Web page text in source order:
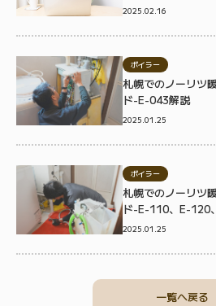
2025.02.16
ボイラー
札幌でのノーリツ
ド-E-043解説
2025.01.25
ボイラー
札幌でのノーリツ
ド-E-110、E-120
2025.01.25
一覧へ戻る